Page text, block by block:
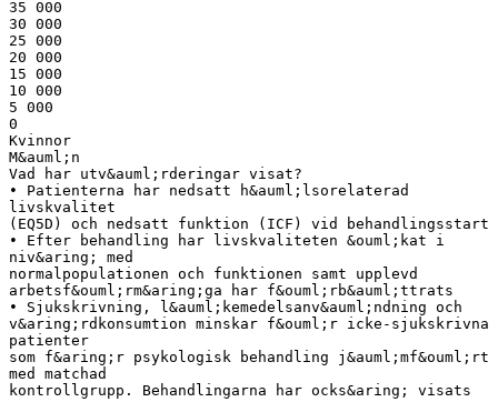
35 000
30 000
25 000
20 000
15 000
10 000
5 000
0
Kvinnor
M&auml;n
Vad har utv&auml;rderingar visat?
• Patienterna har nedsatt h&auml;lsorelaterad
livskvalitet
(EQ5D) och nedsatt funktion (ICF) vid behandlingsstart
• Efter behandling har livskvaliteten &ouml;kat i
niv&aring; med
normalpopulationen och funktionen samt upplevd
arbetsf&ouml;rm&aring;ga har f&ouml;rb&auml;ttrats
• Sjukskrivning, l&auml;kemedelsanv&auml;ndning och
v&aring;rdkonsumtion minskar f&ouml;r icke-sjukskrivna
patienter
som f&aring;r psykologisk behandling j&auml;mf&ouml;rt
med matchad
kontrollgrupp. Behandlingarna har ocks&aring; visats